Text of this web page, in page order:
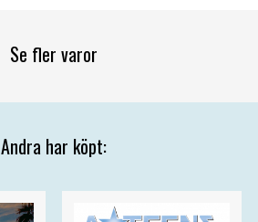
Se fler varor
Andra har köpt: